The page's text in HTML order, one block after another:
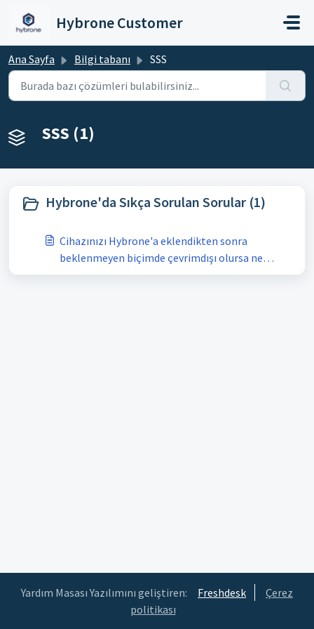
Hybrone Customer
Ana Sayfa Bilgi tabanı SSS
SSS (1)
Hybrone'da Sıkça Sorulan Sorular (1)
Cihazınızı Hybrone'a eklendikten sonra
beklenmeyen biçimde çevrimdışı olursa ne
yapmalısınız ?
Yardım Masası Yazılımını geliştiren: Freshdesk
Çerez
politikası